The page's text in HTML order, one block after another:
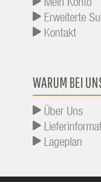
Mein Konto
Erweiterte
Kontakt
WARUM BEI
Über Uns
Lageplan